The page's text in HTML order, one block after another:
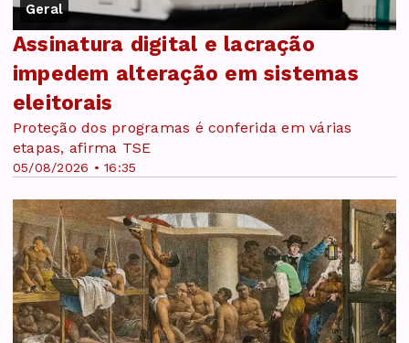
Geral
05/08/2026 • 16:35
Assinatura digital e lacração
impedem alteração em sistemas
eleitorais
Proteção dos programas é conferida em várias
etapas, afirma TSE